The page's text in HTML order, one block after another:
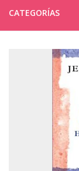
CATEGORÍAS